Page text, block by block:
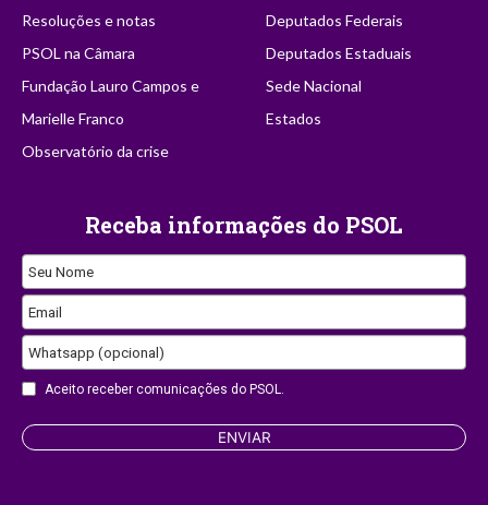
Resoluções e notas
PSOL na Câmara
Fundação Lauro Campos e
Marielle Franco
Observatório da crise
Deputados Federais
Deputados Estaduais
Sede Nacional
Estados
Receba informações do PSOL
Seu Nome
Email
Whatsapp (opcional)
EmailAceito receber comunicações do PSOL.
ENVIAR